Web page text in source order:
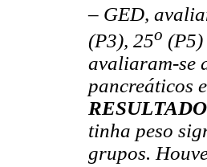
– GED,
(P3), 25o (P5)
avaliaram-se
pancreáticos
tinha peso
grupos.